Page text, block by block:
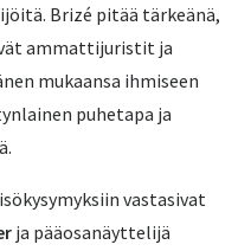
Brizé pitää tärkeänä,
ammattijuristit ja
mukaansa ihmiseen
puhetapa ja
vastasivat
ja pääosanäyttelijä